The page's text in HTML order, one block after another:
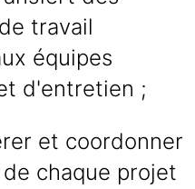
travail
équipes
d'entretien ;
et coordonner
chaque projet